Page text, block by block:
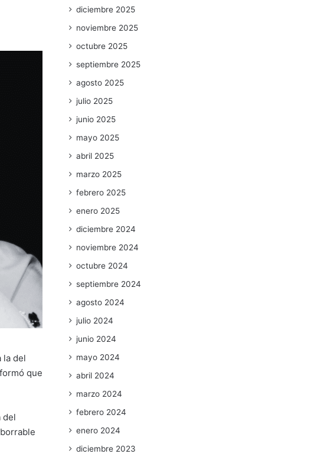
la del
que
del
diciembre 2025
noviembre 2025
octubre 2025
septiembre 2025
agosto 2025
julio 2025
junio 2025
mayo 2025
abril 2025
marzo 2025
febrero 2025
enero 2025
diciembre 2024
noviembre 2024
octubre 2024
septiembre 2024
agosto 2024
julio 2024
junio 2024
mayo 2024
abril 2024
marzo 2024
febrero 2024
enero 2024
diciembre 2023